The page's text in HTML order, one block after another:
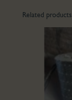
Related products